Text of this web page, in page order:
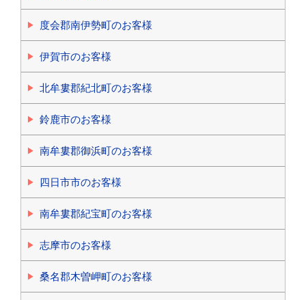
度会郡南伊勢町のお客様
伊賀市のお客様
北牟婁郡紀北町のお客様
鈴鹿市のお客様
南牟婁郡御浜町のお客様
四日市市のお客様
南牟婁郡紀宝町のお客様
志摩市のお客様
桑名郡木曽岬町のお客様